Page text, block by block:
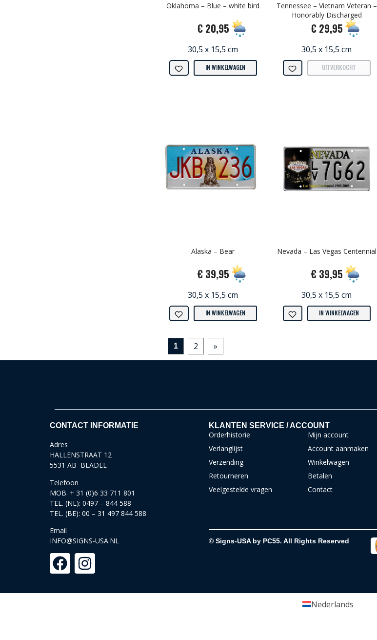
Oklahoma – Blue – white bird
€ 20,95
30,5 x 15,5 cm
IN WINKELWAGEN
Tennessee – Vietnam Veteran –
Honorably Discharged
€ 29,95
30,5 x 15,5 cm
UITVERKOCHT
Alaska – Bear
€ 39,95
30,5 x 15,5 cm
IN WINKELWAGEN
Nevada – Las Vegas Centennial
€ 39,95
30,5 x 15,5 cm
IN WINKELWAGEN
1 2 »
CONTACT INFORMATIE
Adres
HALLENSTRAAT 12
5531 AB BLADEL
Telefoon
MOB. + 31 (0)6 33 711 801
TEL. (NL): 0497 – 844 588
TEL. (BE): 00 – 31 497 844 588
Email
INFO@SIGNS-USA.NL
KLANTEN SERVICE / ACCOUNT
Orderhistorie
Verlanglijst
Verzending
Retourneren
Veelgestelde vragen
Mijn account
Account aanmaken
Winkelwagen
Betalen
Contact
© Signs-USA by PC55. All Rights Reserved
Nederlands